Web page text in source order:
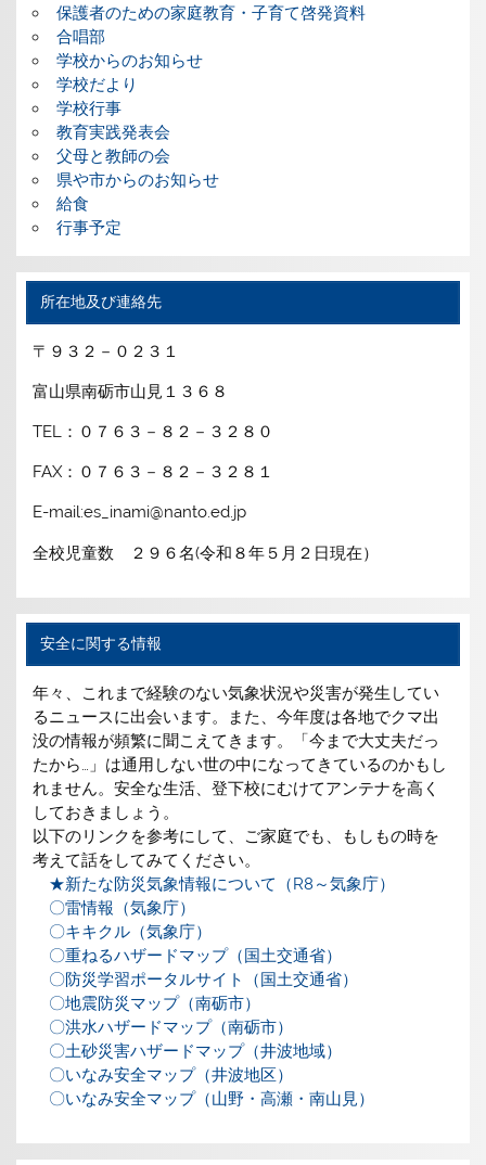
保護者のための家庭教育・子育て啓発資料
合唱部
学校からのお知らせ
学校だより
学校行事
教育実践発表会
父母と教師の会
県や市からのお知らせ
給食
行事予定
所在地及び連絡先
〒９３２－０２３１
富山県南砺市山見１３６８
TEL：０７６３－８２－３２８０
FAX：０７６３－８２－３２８１
E-mail:es_inami@nanto.ed.jp
全校児童数 ２９６名(令和８年５月２日現在）
安全に関する情報
年々、これまで経験のない気象状況や災害が発生してい
るニュースに出会います。また、今年度は各地でクマ出
没の情報が頻繁に聞こえてきます。「今まで大丈夫だっ
たから…」は通用しない世の中になってきているのかもし
れません。安全な生活、登下校にむけてアンテナを高く
しておきましょう。
以下のリンクを参考にして、ご家庭でも、もしもの時を
考えて話をしてみてください。
★新たな防災気象情報について（R8～気象庁）
〇雷情報（気象庁）
〇キキクル（気象庁）
〇重ねるハザードマップ（国土交通省）
〇防災学習ポータルサイト（国土交通省）
〇地震防災マップ（南砺市）
〇洪水ハザードマップ（南砺市）
〇土砂災害ハザードマップ（井波地域）
〇いなみ安全マップ（井波地区）
〇いなみ安全マップ（山野・高瀬・南山見）